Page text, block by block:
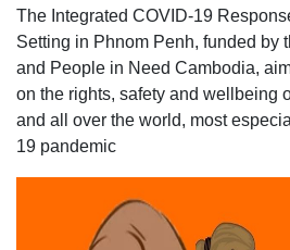
The Integrated COVID-19
Setting in Phnom Penh, funded by
and People in Need Cambodia,
on the rights, safety and wellbeing
and all over the world, most
19 pandemic